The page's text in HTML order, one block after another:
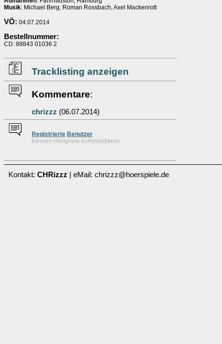
Musik: Michael Berg, Roman Rossbach, Axel Mackenrott
VÖ: 04.07.2014
Bestellnummer:
CD: 88843 01036 2
Tracklisting anzeigen
Kommentare:
chrizzz (06.07.2014)
Registrierte Benutzer
können Hörspiele kommentieren
Kontakt: CHRizzz | eMail: chrizzz@hoerspiele.de